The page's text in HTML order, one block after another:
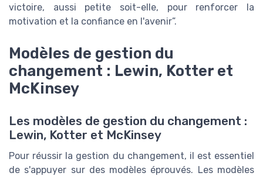
victoire, aussi petite soit-elle, pour renforcer la
motivation et la confiance en l'avenir”.
Modèles de gestion du
changement : Lewin, Kotter et
McKinsey
Les modèles de gestion du changement :
Lewin, Kotter et McKinsey
Pour réussir la gestion du changement, il est essentiel
de s'appuyer sur des modèles éprouvés. Les modèles